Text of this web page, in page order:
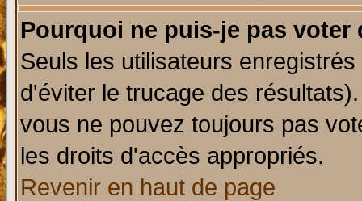
Pourquoi ne puis-je pas voter
Seuls les utilisateurs
d'éviter le trucage des
vous ne pouvez toujours pas
les droits d'accès appropriés.
Revenir en haut de page